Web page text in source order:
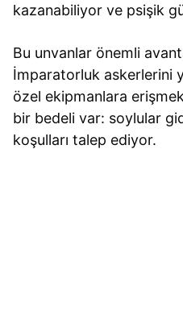
kazanabiliyor ve psişik
Bu unvanlar önemli
İmparatorluk askerlerini
özel ekipmanlara
bir bedeli var: soylular
koşulları talep ediyor.